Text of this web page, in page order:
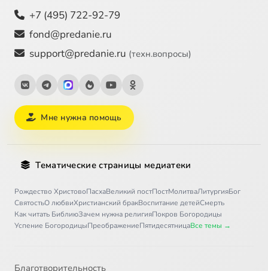
+7 (495) 722-92-79
fond@predanie.ru
support@predanie.ru (техн.вопросы)
Мне нужна помощь
Тематические страницы медиатеки
Рождество ХристовоПасхаВеликий постПостМолитваЛитургияБог
СвятостьО любвиХристианский бракВоспитание детейСмерть
Как читать БиблиюЗачем нужна религияПокров Богородицы
Успение БогородицыПреображениеПятидесятницаВсе темы →
Благотворительность